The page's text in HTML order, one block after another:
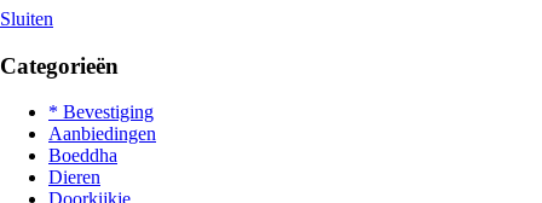
Sluiten
Categorieën
* Bevestiging
Aanbiedingen
Boeddha
Dieren